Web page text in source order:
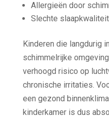
Allergieën door
Slechte
Kinderen die langdurig
schimmelrijke
verhoogd risico op
chronische irritaties.
een gezond
kinderkamer is dus